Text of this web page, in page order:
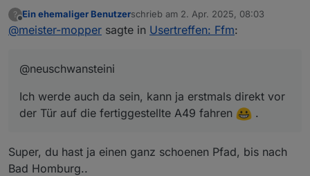
Ich werde auch da sein, kann ja erstmals
direkt vor der Tür auf die fertiggestellte A49
?
Offline
Ein ehemaliger Benutzerschrieb am 2. Apr. 2025, 08:03
zuletzt editiert von
@meister-mopper sagte in Usertreffen: Ffm:
@neuschwansteini
Ich werde auch da sein, kann ja erstmals direkt vor
der Tür auf die fertiggestellte A49 fahren
.
Super, du hast ja einen ganz schoenen Pfad, bis nach
Bad Homburg..